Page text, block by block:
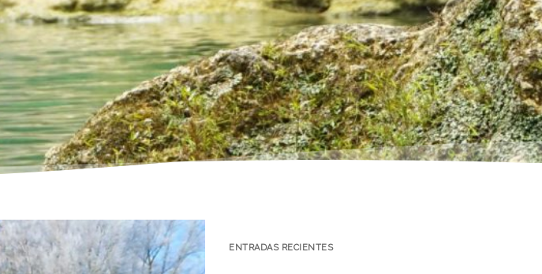
ENTRADAS RECIENTES